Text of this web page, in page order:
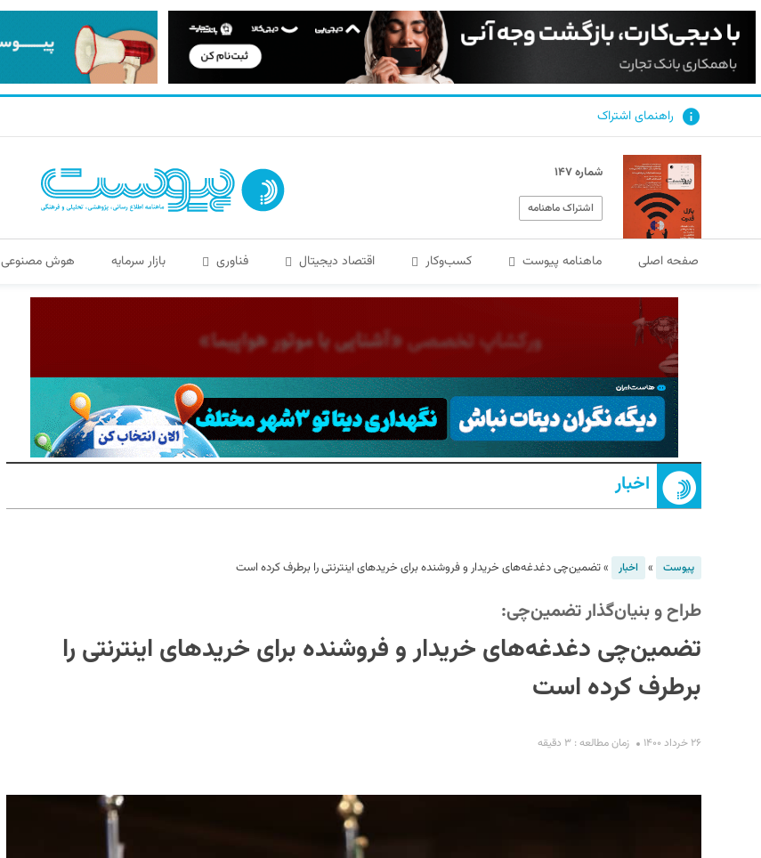
راهنمای اشتراک
شماره ۱۴۷
اشتراک ماهنامه
صفحه اصلی ماهنامه پیوست کسب‌و‌کار اقتصاد دیجیتال فناوری بازار سرمایه هوش مصنوعی
اخبار
پیوست » اخبار »تضمین‌چی دغدغه‌های خریدار و فروشنده برای خریدهای اینترنتی را برطرف کرده است
طراح و بنیان‌گذار تضمین‌چی:
تضمین‌چی دغدغه‌های خریدار و فروشنده برای خریدهای اینترنتی را
برطرف کرده است
۲۶ خرداد ۱۴۰۰ زمان مطالعه : ۳ دقیقه